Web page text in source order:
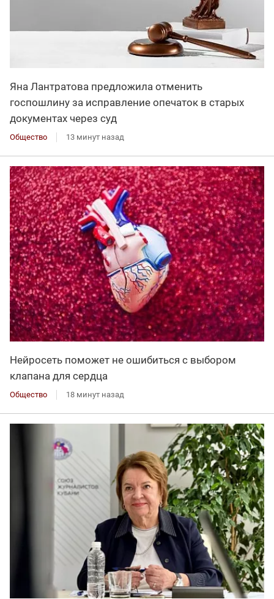
Яна Лантратова предложила отменить
госпошлину за исправление опечаток в старых
документах через суд
Общество 13 минут назад
Нейросеть поможет не ошибиться с выбором
клапана для сердца
Общество 18 минут назад